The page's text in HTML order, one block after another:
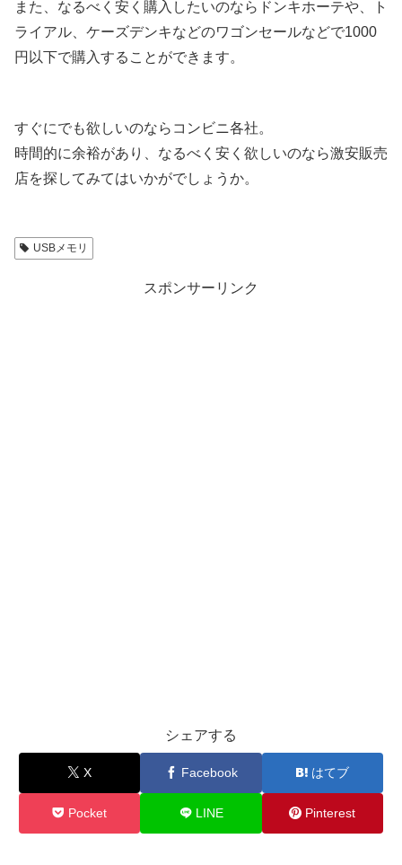
また、なるべく安く購入したいのならドンキホーテや、ト
ライアル、ケーズデンキなどのワゴンセールなどで1000
円以下で購入することができます。
すぐにでも欲しいのならコンビニ各社。
時間的に余裕があり、なるべく安く欲しいのなら激安販売
店を探してみてはいかがでしょうか。
USBメモリ
スポンサーリンク
シェアする
X Facebook はてブ
Pocket LINE Pinterest